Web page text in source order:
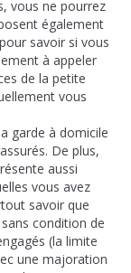
vous ne pourrez
également
savoir si vous
à appeler
de la petite
vous
garde à domicile
De plus,
aussi
vous avez
savoir que
condition de
(la limite
une majoration